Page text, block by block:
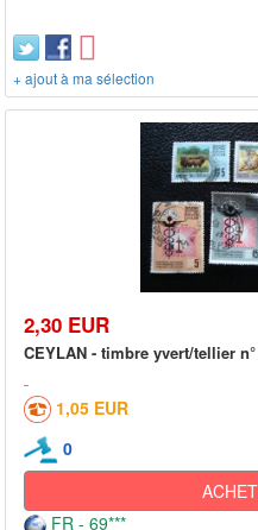
+ ajout à ma sélection
2,30 EUR
CEYLAN - timbre yvert/tellier n°
1,05 EUR
0
FR - 69***